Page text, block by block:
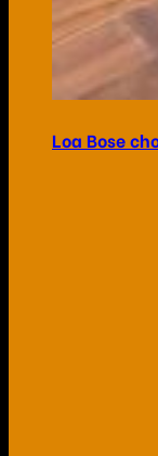
Loa Bose